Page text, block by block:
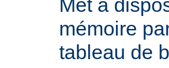
Met à
mémoire
tableau de